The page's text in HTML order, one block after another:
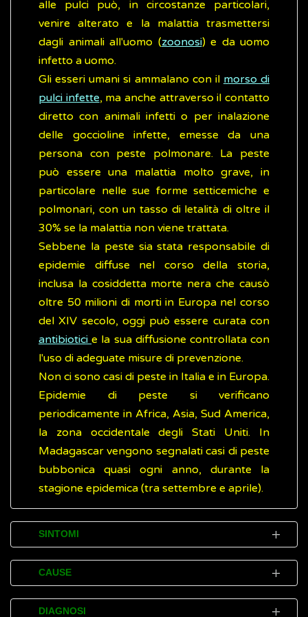
alle pulci può, in circostanze particolari,
venire alterato e la malattia trasmettersi
dagli animali all'uomo (zoonosi) e da uomo
infetto a uomo.
Gli esseri umani si ammalano con il morso di
pulci infette, ma anche attraverso il contatto
diretto con animali infetti o per inalazione
delle goccioline infette, emesse da una
persona con peste polmonare. La peste
può essere una malattia molto grave, in
particolare nelle sue forme setticemiche e
polmonari, con un tasso di letalità di oltre il
30% se la malattia non viene trattata.
Sebbene la peste sia stata responsabile di
epidemie diffuse nel corso della storia,
inclusa la cosiddetta morte nera che causò
oltre 50 milioni di morti in Europa nel corso
del XIV secolo, oggi può essere curata con
antibioticie la sua diffusione controllata con
l'uso di adeguate misure di prevenzione.
Non ci sono casi di peste in Italia e in Europa.
Epidemie di peste si verificano
periodicamente in Africa, Asia, Sud America,
la zona occidentale degli Stati Uniti. In
Madagascar vengono segnalati casi di peste
bubbonica quasi ogni anno, durante la
stagione epidemica (tra settembre e aprile).
SINTOMI
Le persone infettate da
sintomi dopo un periodo di incubazione da
uno a sette giorni. Nell’uomo la peste si può
CAUSE
La maggiore probabilità di rischio di
DIAGNOSI